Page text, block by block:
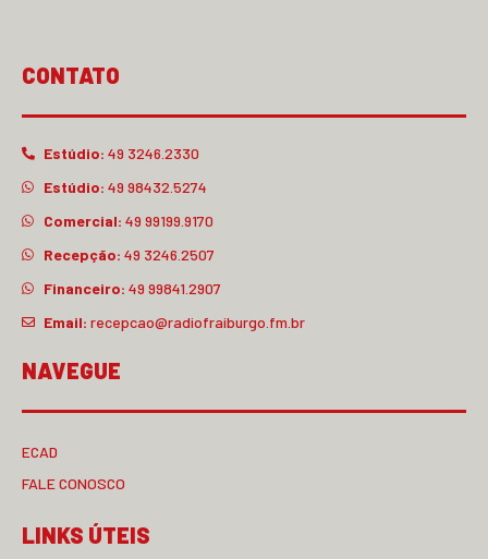
CONTATO
Estúdio: 49 3246.2330
Estúdio: 49 98432.5274
Comercial: 49 99199.9170
Recepção: 49 3246.2507
Financeiro: 49 99841.2907
Email: recepcao@radiofraiburgo.fm.br
NAVEGUE
ECAD
FALE CONOSCO
LINKS ÚTEIS